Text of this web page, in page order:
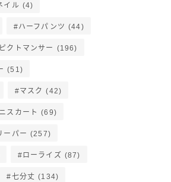
イル (4)
ハーフパンツ (44)
ピクトマンサー (196)
(51)
マスク (42)
スカート (69)
ーパー (257)
ローライズ (87)
七分丈 (134)